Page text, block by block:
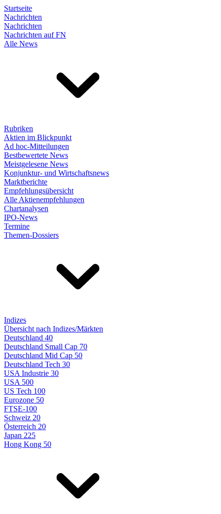
Startseite
Nachrichten
Nachrichten
Nachrichten auf FN
Alle News
Rubriken
Aktien im Blickpunkt
Ad hoc-Mitteilungen
Bestbewertete News
Meistgelesene News
Konjunktur- und Wirtschaftsnews
Marktberichte
Empfehlungsübersicht
Alle Aktienempfehlungen
Chartanalysen
IPO-News
Termine
Themen-Dossiers
Indizes
Übersicht nach Indizes/Märkten
Deutschland 40
Deutschland Small Cap 70
Deutschland Mid Cap 50
Deutschland Tech 30
USA Industrie 30
USA 500
US Tech 100
Eurozone 50
FTSE-100
Schweiz 20
Österreich 20
Japan 225
Hong Kong 50